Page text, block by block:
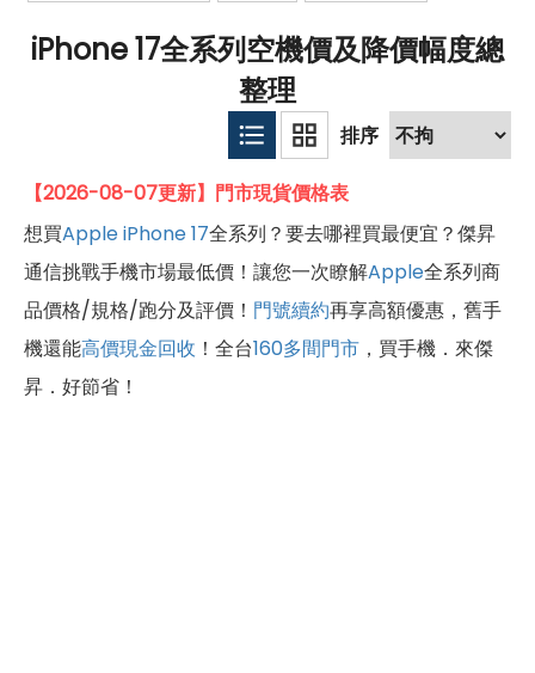
iPhone 17全系列空機價及降價幅度總
整理
【2026-08-07更新】門市現貨價格表
想買AppleiPhone 17全系列？要去哪裡買最便宜？傑昇
通信挑戰手機市場最低價！讓您一次瞭解Apple全系列商
品價格/規格/跑分及評價！ 門號續約再享高額優惠，舊手
機還能高價現金回收 ！全台160多間門市 ，買手機．來傑
昇．好節省！